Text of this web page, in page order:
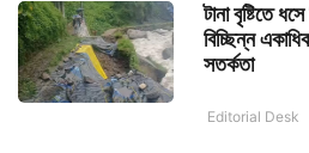
টানা বৃষ্টিতে
বিচ্ছিন্ন
সতর্কতা
Editorial Desk